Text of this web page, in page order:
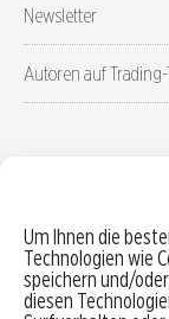
Um Ihnen die
Technologien wie
speichern und/
diesen
Newsletter
Autoren auf
Robo-Advisor